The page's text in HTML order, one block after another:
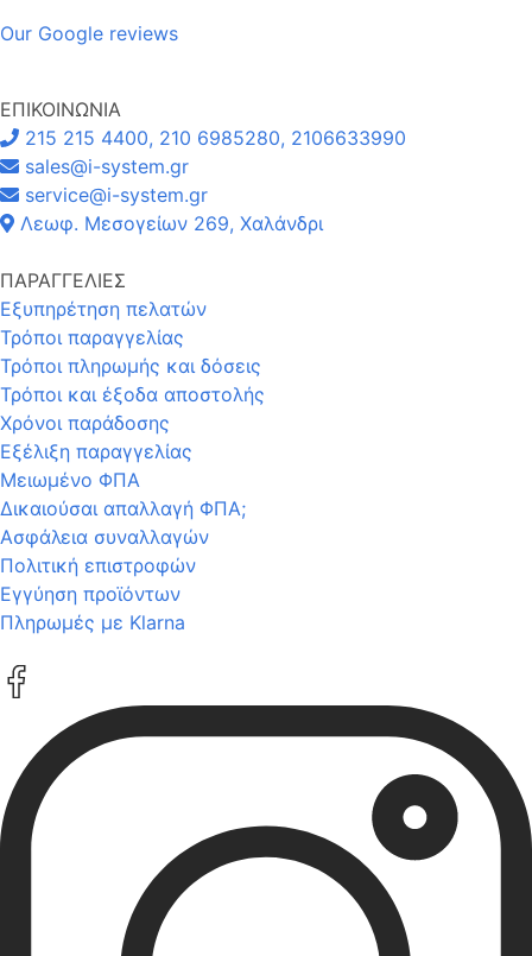
Our Google reviews
ΕΠΙΚΟΙΝΩΝΙΑ
215 215 4400, 210 6985280, 2106633990
sales@i-system.gr
service@i-system.gr
Λεωφ. Μεσογείων 269, Χαλάνδρι
ΠΑΡΑΓΓΕΛΙΕΣ
Εξυπηρέτηση πελατών
Τρόποι παραγγελίας
Τρόποι πληρωμής και δόσεις
Τρόποι και έξοδα αποστολής
Χρόνοι παράδοσης
Εξέλιξη παραγγελίας
Μειωμένο ΦΠΑ
Δικαιούσαι απαλλαγή ΦΠΑ;
Ασφάλεια συναλλαγών
Πολιτική επιστροφών
Εγγύηση προϊόντων
Πληρωμές με Klarna